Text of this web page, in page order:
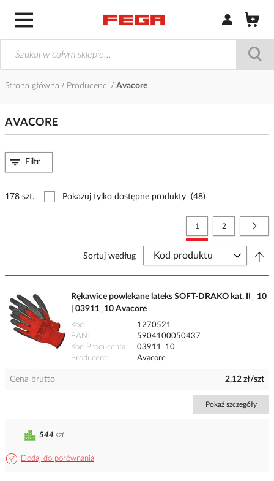
Zaloguj się /
Strona główna Producenci Avacore
AVACORE
178 szt. Pokazuj tylko dostępne produkty (48)
Strona
Aktualnie czytasz stronę
1 Strona
2
Sortuj według
Rękawice powlekane lateks SOFT-DRAKO kat. II_ 10
| 03911_10 Avacore
Kod
1270521
EAN
5904100050437
Kod Producenta
03911_10
Producent
Avacore
Cena brutto 2,12 zł/szt
Pokaż szczegóły
Dodaj do porównania
544 szt
Filtr